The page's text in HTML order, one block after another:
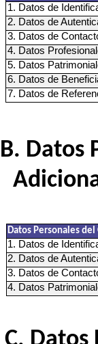
1. Datos de
2. Datos de
3. Datos de
4. Datos
5. Datos
6. Datos de
7. Datos de
Datos
Datos Personales
1. Datos de
2. Datos de
3. Datos de
4. Datos